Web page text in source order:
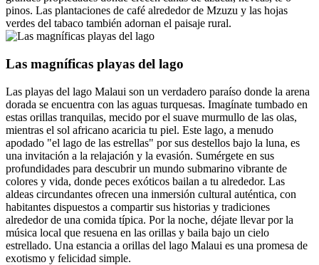
pinos. Las plantaciones de café alrededor de Mzuzu y las hojas
verdes del tabaco también adornan el paisaje rural.
Las magníficas playas del lago
Las playas del lago Malaui son un verdadero paraíso donde la arena
dorada se encuentra con las aguas turquesas. Imagínate tumbado en
estas orillas tranquilas, mecido por el suave murmullo de las olas,
mientras el sol africano acaricia tu piel. Este lago, a menudo
apodado "el lago de las estrellas" por sus destellos bajo la luna, es
una invitación a la relajación y la evasión. Sumérgete en sus
profundidades para descubrir un mundo submarino vibrante de
colores y vida, donde peces exóticos bailan a tu alrededor. Las
aldeas circundantes ofrecen una inmersión cultural auténtica, con
habitantes dispuestos a compartir sus historias y tradiciones
alrededor de una comida típica. Por la noche, déjate llevar por la
música local que resuena en las orillas y baila bajo un cielo
estrellado. Una estancia a orillas del lago Malaui es una promesa de
exotismo y felicidad simple.